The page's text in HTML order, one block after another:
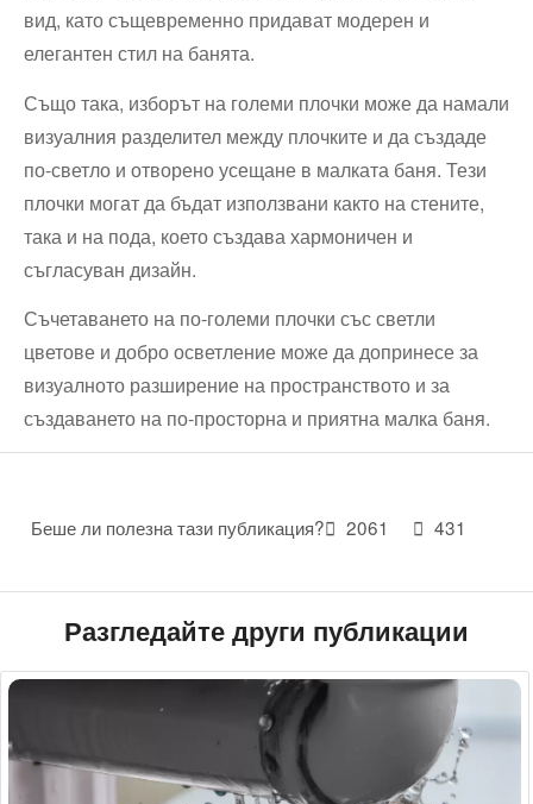
вид, като същевременно придават модерен и
елегантен стил на банята.
Също така, изборът на големи плочки може да намали
визуалния разделител между плочките и да създаде
по-светло и отворено усещане в малката баня. Тези
плочки могат да бъдат използвани както на стените,
така и на пода, което създава хармоничен и
съгласуван дизайн.
Съчетаването на по-големи плочки със светли
цветове и добро осветление може да допринесе за
визуалното разширение на пространството и за
създаването на по-просторна и приятна малка баня.
Беше ли полезна тази публикация? 2061 431
Разгледайте други публикации